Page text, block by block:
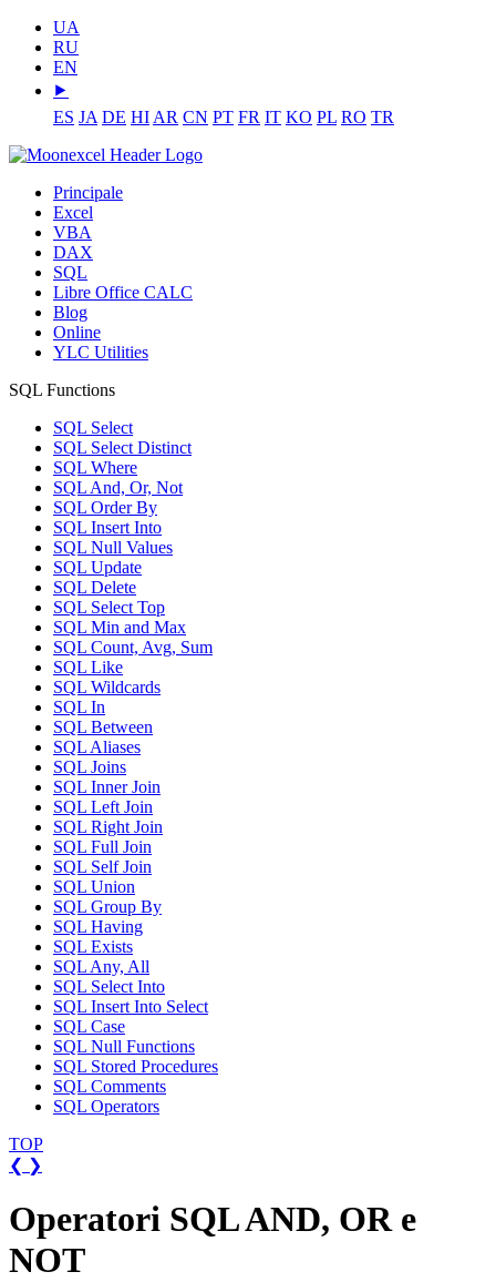
UA
RU
EN
⯈
ES JA DE HI AR CN PT FR IT KO PL RO TR
Principale
Excel
VBA
DAX
SQL
Libre Office CALC
Blog
Online
YLC Utilities
SQL Functions
SQL Select
SQL Select Distinct
SQL Where
SQL And, Or, Not
SQL Order By
SQL Insert Into
SQL Null Values
SQL Update
SQL Delete
SQL Select Top
SQL Min and Max
SQL Count, Avg, Sum
SQL Like
SQL Wildcards
SQL In
SQL Between
SQL Aliases
SQL Joins
SQL Inner Join
SQL Left Join
SQL Right Join
SQL Full Join
SQL Self Join
SQL Union
SQL Group By
SQL Having
SQL Exists
SQL Any, All
SQL Select Into
SQL Insert Into Select
SQL Case
SQL Null Functions
SQL Stored Procedures
SQL Comments
SQL Operators
TOP
❮ ❯
Operatori SQL AND, OR e
NOT